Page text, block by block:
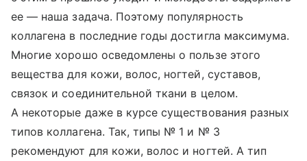
ее — наша задача. Поэтому популярность
коллагена в последние годы достигла максимума.
Многие хорошо осведомлены о пользе этого
вещества для кожи, волос, ногтей, суставов,
связок и соединительной ткани в целом.
А некоторые даже в курсе существования разных
типов коллагена. Так, типы № 1 и № 3
рекомендуют для кожи, волос и ногтей. А тип